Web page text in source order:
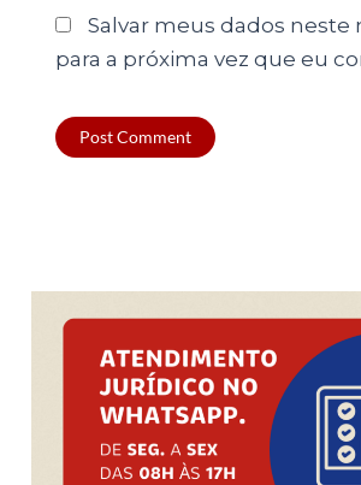
Salvar meus dados neste
para a próxima vez que eu